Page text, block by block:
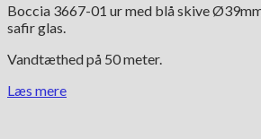
Boccia 3667-01 ur med blå skive
safir glas.
Vandtæthed på 50 meter.
Læs mere